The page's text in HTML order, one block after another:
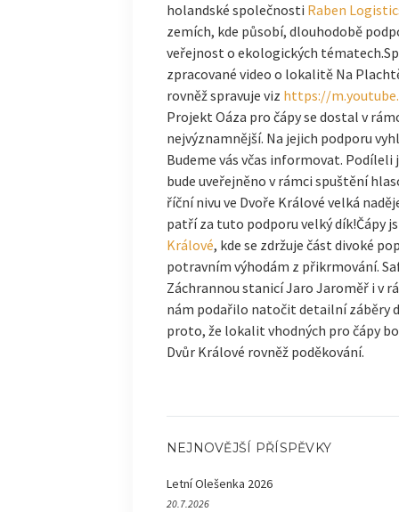
holandské společnosti Raben
zemích, kde působí, dlouhodobě
veřejnost o ekologických
zpracované video o lokalitě Na
rovněž spravuje viz https://
Projekt Oáza pro čápy se dostal v
nejvýznamnější. Na jejich podporu
Budeme vás včas informovat.
bude uveřejněno v rámci spuštění
říční nivu ve Dvoře Králové velká
patří za tuto podporu velký dík!Čápy
Králové, kde se zdržuje část divoké
potravním výhodám z přikrmování.
Záchrannou stanicí Jaro Jaroměř i v
nám podařilo natočit detailní záběry
proto, že lokalit vhodných pro čápy
Dvůr Králové rovněž poděkování.
NEJNOVĚJŠÍ PŘÍSPĚVKY
Letní Olešenka 2026
20.7.2026